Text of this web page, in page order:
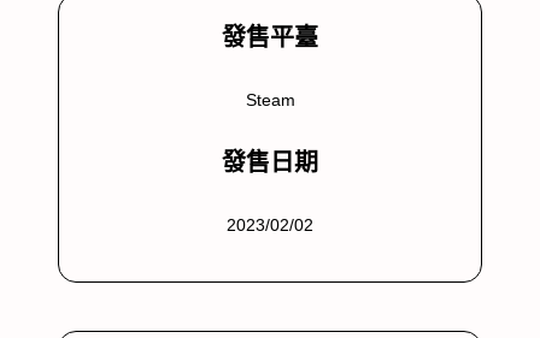
發售平臺
Steam
發售日期
2023/02/02